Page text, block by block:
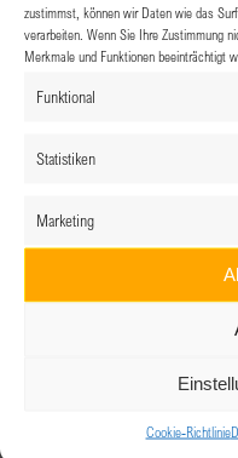
zustimmst, können wir Daten wie das
verarbeiten. Wenn Sie Ihre Zustimmung
Merkmale und Funktionen beeinträchtigt
Funktional
Statistiken
Marketing
Cookie-Richtlinie
Erfolgsteams 2026 by
BPW – Kick-off Zoom